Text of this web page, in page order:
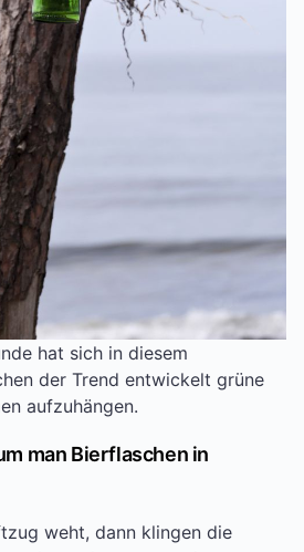
hat sich in diesem
der Trend entwickelt grüne
aufzuhängen.
man Bierflaschen in
weht, dann klingen die